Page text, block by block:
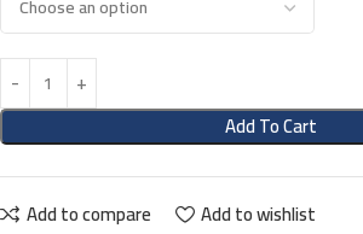
Add To Cart
Add to compare Add to wishlist